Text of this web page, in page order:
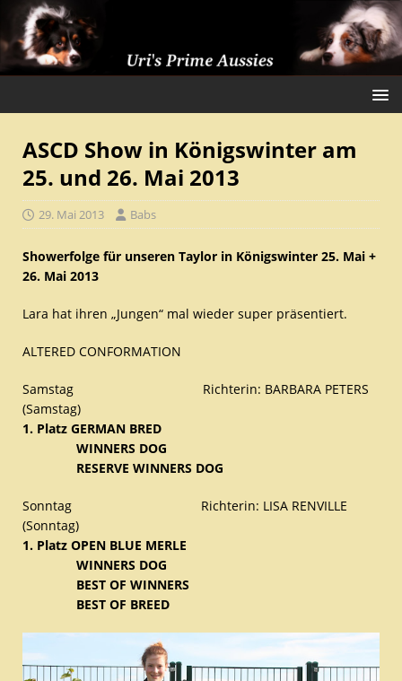
ASCD Show in Königswinter am
25. und 26. Mai 2013
29. Mai 2013 Babs
Showerfolge für unseren Taylor in Königswinter 25. Mai +
26. Mai 2013
Lara hat ihren „Jungen“ mal wieder super präsentiert.
ALTERED CONFORMATION
Samstag Richterin: BARBARA PETERS
(Samstag)
1. Platz GERMAN BRED
WINNERS DOG
RESERVE WINNERS DOG
Sonntag Richterin: LISA RENVILLE
(Sonntag)
1. Platz OPEN BLUE MERLE
WINNERS DOG
BEST OF WINNERS
BEST OF BREED